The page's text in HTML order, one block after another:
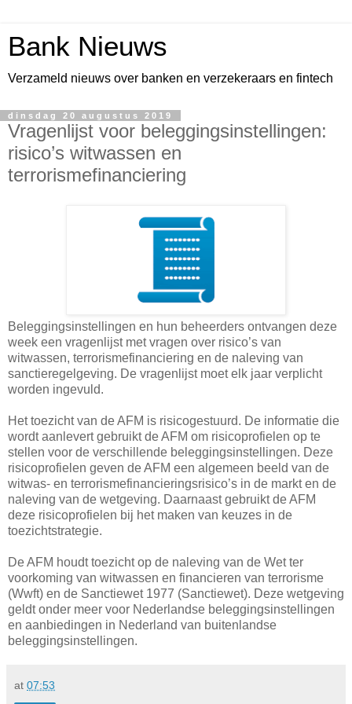
Bank Nieuws
Verzameld nieuws over banken en verzekeraars en fintech
dinsdag 20 augustus 2019
Vragenlijst voor beleggingsinstellingen:
risico’s witwassen en
terrorismefinanciering
Beleggingsinstellingen en hun beheerders ontvangen deze
week een vragenlijst met vragen over risico’s van
witwassen, terrorismefinanciering en de naleving van
sanctieregelgeving. De vragenlijst moet elk jaar verplicht
worden ingevuld.
Het toezicht van de AFM is risicogestuurd. De informatie die
wordt aanlevert gebruikt de AFM om risicoprofielen op te
stellen voor de verschillende beleggingsinstellingen. Deze
risicoprofielen geven de AFM een algemeen beeld van de
witwas- en terrorismefinancieringsrisico’s in de markt en de
naleving van de wetgeving. Daarnaast gebruikt de AFM
deze risicoprofielen bij het maken van keuzes in de
toezichtstrategie.
De AFM houdt toezicht op de naleving van de Wet ter
voorkoming van witwassen en financieren van terrorisme
(Wwft) en de Sanctiewet 1977 (Sanctiewet). Deze wetgeving
geldt onder meer voor Nederlandse beleggingsinstellingen
en aanbiedingen in Nederland van buitenlandse
beleggingsinstellingen.
at 07:53